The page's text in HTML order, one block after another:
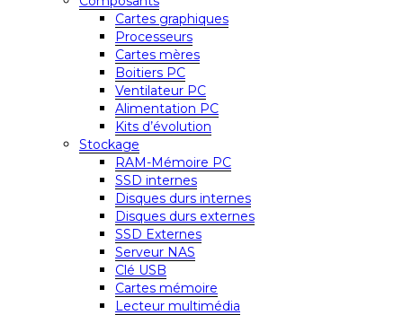
Cartes graphiques
Processeurs
Cartes mères
Boitiers PC
Ventilateur PC
Alimentation PC
Kits d’évolution
Stockage
RAM-Mémoire PC
SSD internes
Disques durs internes
Disques durs externes
SSD Externes
Serveur NAS
Clé USB
Cartes mémoire
Lecteur multimédia